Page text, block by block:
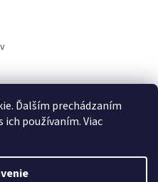
Ďalším prechádzaním
používaním. Viac